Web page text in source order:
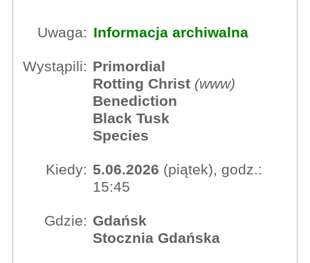
Uwaga: Informacja archiwalna
Wystąpili: Primordial
Rotting Christ (www)
Benediction
Black Tusk
Species
Kiedy: 5.06.2026 (piątek), godz.:
15:45
Gdzie: Gdańsk
Stocznia Gdańska